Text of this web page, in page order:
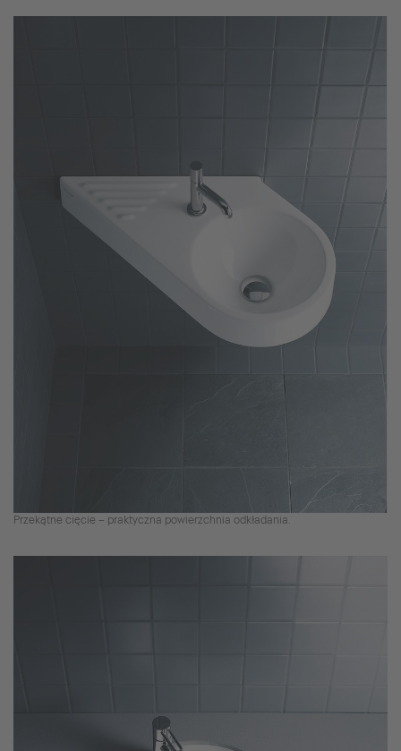
Przekątne cięcie – praktyczna powierzchnia odkładania.